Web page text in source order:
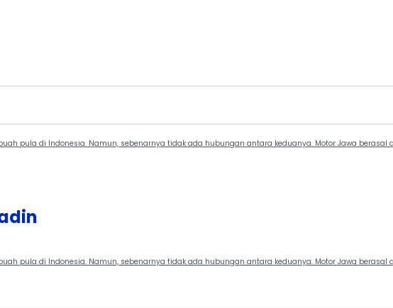
pula di Indonesia. Namun, sebenarnya tidak ada hubungan antara keduanya. Motor Jawa berasal
pula di Indonesia. Namun, sebenarnya tidak ada hubungan antara keduanya. Motor Jawa berasal